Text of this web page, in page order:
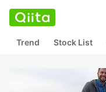
Trend Stock List